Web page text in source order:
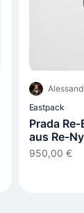
Eastpack
Prada
aus Re-
950,00 €